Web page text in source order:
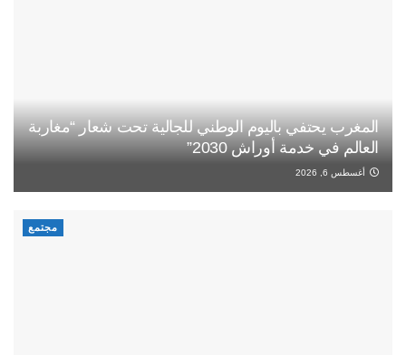
المغرب يحتفي باليوم الوطني للجالية تحت شعار “مغاربة
العالم في خدمة أوراش 2030”
أغسطس 6, 2026
مجتمع